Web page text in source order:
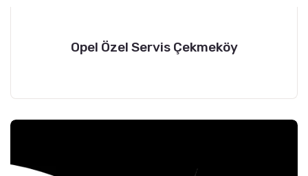
Opel Özel Servis Çekmeköy